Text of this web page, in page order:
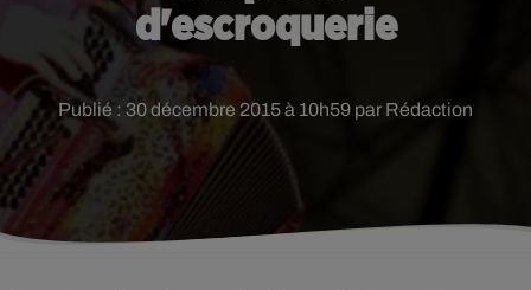
d'escroquerie
Publié : 30 décembre 2015 à 10h59 par Rédaction